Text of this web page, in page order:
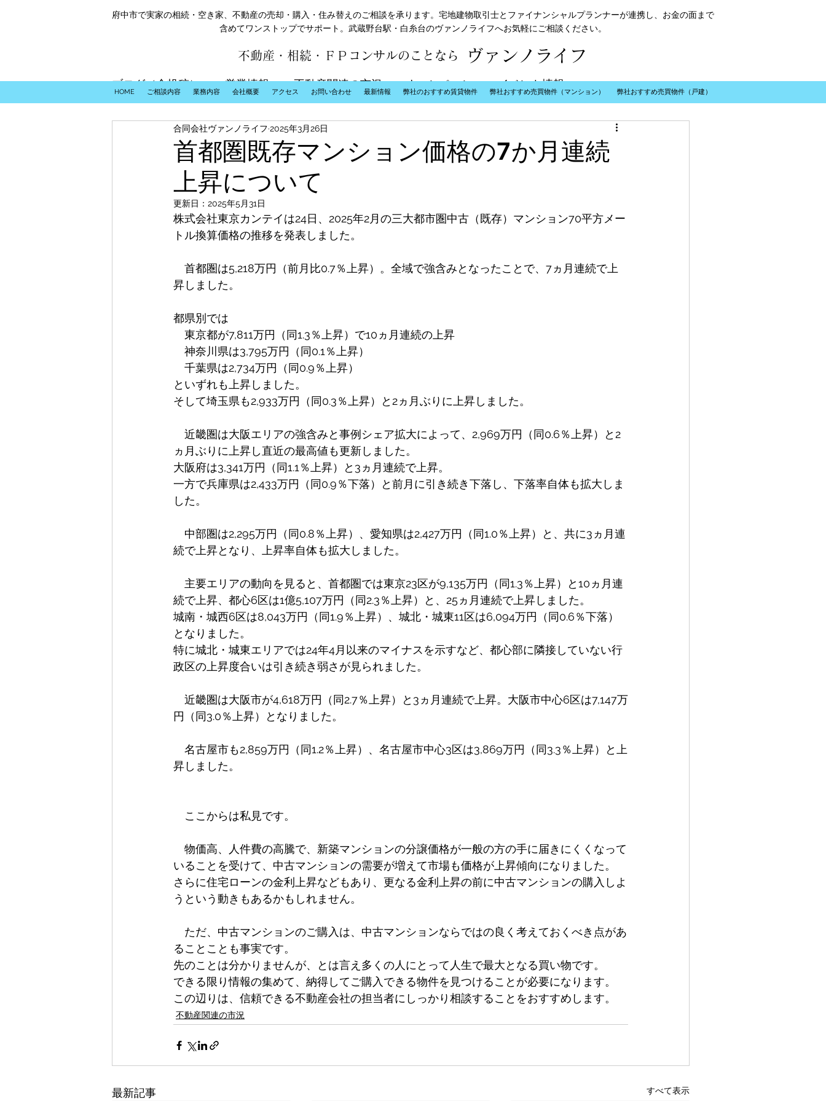
府中市で実家の相続・空き家、不動産の売却・購入・住み替えのご相談を承ります。宅地建物取引士とファイナンシャルプランナーが連携し、お金の面まで
含めてワンストップでサポート。武蔵野台駅・白糸台のヴァンノライフへお気軽にご相談ください。
不動産・相続・ＦＰコンサルのことなら ヴァンノライフ
HOME ご相談内容 業務内容 会社概要 アクセス お問い合わせ 最新情報 弊社のおすすめ賃貸物件 弊社おすすめ売買物件（マンション） 弊社おすすめ売買物件（戸建）
ブログ（全投稿） 営業情報 不動産関連の市況 キャンペーン イベント情報
首都圏既存マンション価格の7か月連続
上昇について
合同会社ヴァンノライフ 2025年3月26日
更新日： 2025年5月31日
株式会社東京カンテイは24日、2025年2月の三大都市圏中古（既存）マンション70平方メー
トル換算価格の推移を発表しました。
首都圏は5,218万円（前月比0.7％上昇）。全域で強含みとなったことで、7ヵ月連続で上
昇しました。
都県別では
東京都が7,811万円（同1.3％上昇）で10ヵ月連続の上昇
神奈川県は3,795万円（同0.1％上昇）
千葉県は2,734万円（同0.9％上昇）
といずれも上昇しました。
そして埼玉県も2,933万円（同0.3％上昇）と2ヵ月ぶりに上昇しました。
近畿圏は大阪エリアの強含みと事例シェア拡大によって、2,969万円（同0.6％上昇）と2
ヵ月ぶりに上昇し直近の最高値も更新しました。
大阪府は3,341万円（同1.1％上昇）と3ヵ月連続で上昇。
一方で兵庫県は2,433万円（同0.9％下落）と前月に引き続き下落し、下落率自体も拡大しま
した。
中部圏は2,295万円（同0.8％上昇）、愛知県は2,427万円（同1.0％上昇）と、共に3ヵ月連
続で上昇となり、上昇率自体も拡大しました。
主要エリアの動向を見ると、首都圏では東京23区が9,135万円（同1.3％上昇）と10ヵ月連
続で上昇、都心6区は1億5,107万円（同2.3％上昇）と、25ヵ月連続で上昇しました。
城南・城西6区は8,043万円（同1.9％上昇）、城北・城東11区は6,094万円（同0.6％下落）
となりました。
特に城北・城東エリアでは24年4月以来のマイナスを示すなど、都心部に隣接していない行
政区の上昇度合いは引き続き弱さが見られました。
近畿圏は大阪市が4,618万円（同2.7％上昇）と3ヵ月連続で上昇。大阪市中心6区は7,147万
円（同3.0％上昇）となりました。
名古屋市も2,859万円（同1.2％上昇）、名古屋市中心3区は3,869万円（同3.3％上昇）と上
昇しました。
ここからは私見です。
物価高、人件費の高騰で、新築マンションの分譲価格が一般の方の手に届きにくくなって
いることを受けて、中古マンションの需要が増えて市場も価格が上昇傾向になりました。
さらに住宅ローンの金利上昇などもあり、更なる金利上昇の前に中古マンションの購入しよ
うという動きもあるかもしれません。
ただ、中古マンションのご購入は、中古マンションならではの良く考えておくべき点があ
ることことも事実です。
先のことは分かりませんが、とは言え多くの人にとって人生で最大となる買い物です。
できる限り情報の集めて、納得してご購入できる物件を見つけることが必要になります。
この辺りは、信頼できる不動産会社の担当者にしっかり相談することをおすすめします。
不動産関連の市況
最新記事 すべて表示